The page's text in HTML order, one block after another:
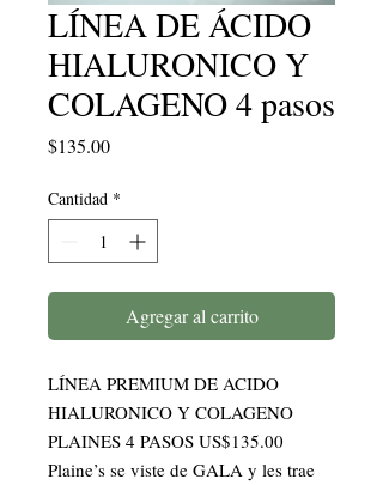
LÍNEA DE ÁCIDO
HIALURONICO Y
COLAGENO 4 pasos
$135.00Precio
Cantidad *
Agregar al carrito
LÍNEA PREMIUM DE ACIDO
HIALURONICO Y COLAGENO
PLAINES 4 PASOS US$135.00
Plaine’s se viste de GALA y les trae